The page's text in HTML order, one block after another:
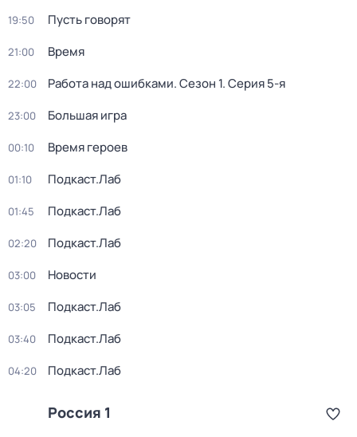
19:50 Пусть говорят
21:00 Время
22:00 Работа над ошибками. Сезон 1. Серия 5-я
23:00 Большая игра
00:10 Время героев
01:10 Подкаст.Лаб
01:45 Подкаст.Лаб
02:20 Подкаст.Лаб
03:00 Новости
03:05 Подкаст.Лаб
03:40 Подкаст.Лаб
04:20 Подкаст.Лаб
Россия 1